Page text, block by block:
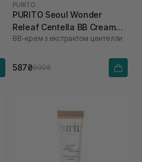
PURITO
PURITO Seoul Wonder
Releaf Centella BB Cream
Rose Ivory №15 30 мл
ВВ-крем з екстрактом центелли
587₴690₴